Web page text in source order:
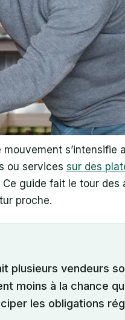
s’intensifie
ou services sur des
guide fait le tour
proche.
plusieurs vendeurs
moins à la chance
les obligations